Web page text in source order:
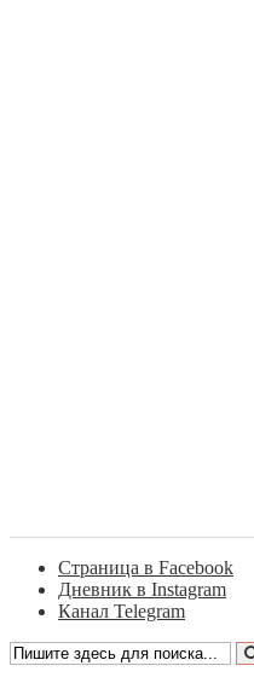
Страница в Facebook
Дневник в Instagram
Канал Telegram